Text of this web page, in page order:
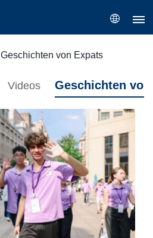
Geschichten von Expats
Videos Geschichten